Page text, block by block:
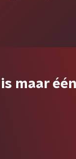
is maar